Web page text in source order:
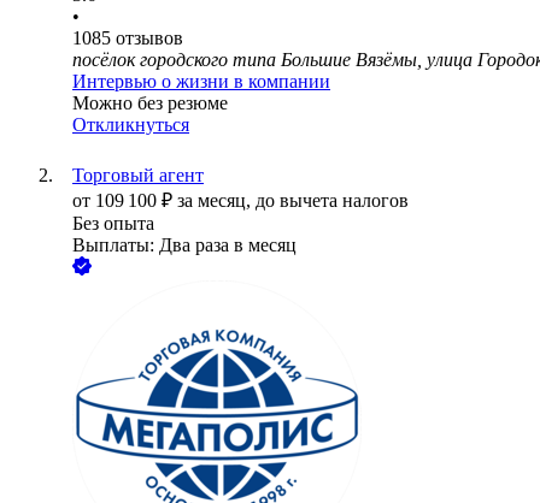
•
1085 отзывов
посёлок городского типа Большие Вязёмы, улица
Интервью о жизни в компании
Можно без резюме
Откликнуться
Торговый агент
от 109 100 ₽ за месяц, до вычета налогов
Без опыта
Выплаты: Два раза в месяц